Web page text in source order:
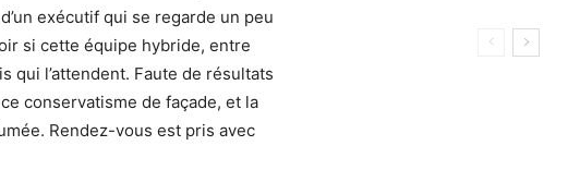
exécutif qui se regarde un peu
si cette équipe hybride, entre
qui l’attendent. Faute de résultats
conservatisme de façade, et la
Rendez-vous est pris avec